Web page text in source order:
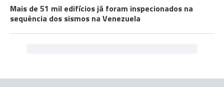
Mais de 51 mil edifícios já foram inspecionados na
sequência dos sismos na Venezuela